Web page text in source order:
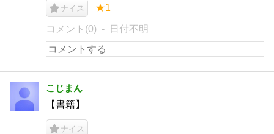
ナイス ★1
コメント(0) 日付不明
こじまん
【書籍】
ナイス